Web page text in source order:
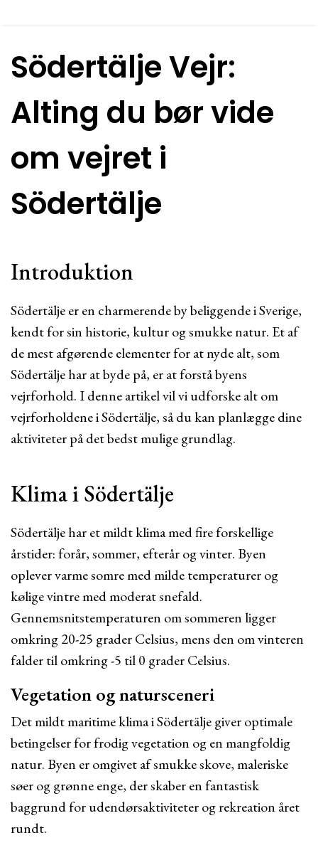
Södertälje Vejr:
Alting du bør vide
om vejret i
Södertälje
Introduktion
Södertälje er en charmerende by beliggende i Sverige,
kendt for sin historie, kultur og smukke natur. Et af
de mest afgørende elementer for at nyde alt, som
Södertälje har at byde på, er at forstå byens
vejrforhold. I denne artikel vil vi udforske alt om
vejrforholdene i Södertälje, så du kan planlægge dine
aktiviteter på det bedst mulige grundlag.
Klima i Södertälje
Södertälje har et mildt klima med fire forskellige
årstider: forår, sommer, efterår og vinter. Byen
oplever varme somre med milde temperaturer og
kølige vintre med moderat snefald.
Gennemsnitstemperaturen om sommeren ligger
omkring 20-25 grader Celsius, mens den om vinteren
falder til omkring -5 til 0 grader Celsius.
Vegetation og natursceneri
Det mildt maritime klima i Södertälje giver optimale
betingelser for frodig vegetation og en mangfoldig
natur. Byen er omgivet af smukke skove, maleriske
søer og grønne enge, der skaber en fantastisk
baggrund for udendørsaktiviteter og rekreation året
rundt.